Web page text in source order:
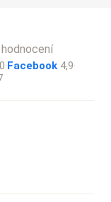
hodnocení
·Facebook 4,9·